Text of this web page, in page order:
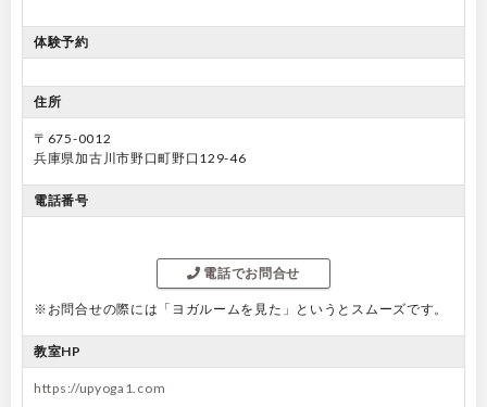
体験予約
住所
〒675-0012
兵庫県加古川市野口町野口129-46
電話番号
電話でお問合せ
※お問合せの際には「ヨガルームを見た」というとスムーズです。
教室HP
https://upyoga1.com